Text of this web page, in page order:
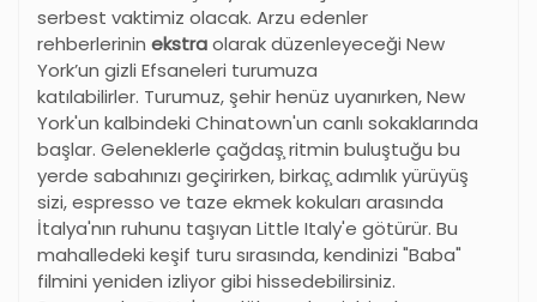
serbest vaktimiz olacak. Arzu edenler
rehberlerinin ekstraolarak düzenleyeceği New
York’un gizli Efsaneleri turumuza
katılabilirler. Turumuz, şehir henüz uyanırken, New
York'un kalbindeki Chinatown'un canlı sokaklarında
başlar. Geleneklerle çağdaş̧ ritmin buluştuğu bu
yerde sabahınızı geçirirken, birkaç̧ adımlık yürüyüş
sizi, espresso ve taze ekmek kokuları arasında
İtalya'nın ruhunu taşıyan Little Italy'e götürür. Bu
mahalledeki keşif turu sırasında, kendinizi "Baba"
filmini yeniden izliyor gibi hissedebilirsiniz.